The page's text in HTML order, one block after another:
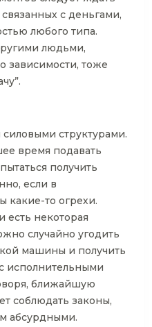
с деньгами,
любого типа.
людьми,
зависимости, тоже
структурами.
время подавать
получить
если в
какие-то огрехи.
есть некоторая
случайно угодить
машины и получить
исполнительными
ближайшую
соблюдать законы,
абсурдными.